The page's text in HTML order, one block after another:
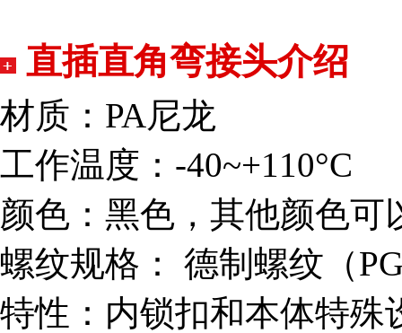
直插直角弯接头介绍
材质：PA尼龙
工作温度：-40~+110°C
颜色：黑色，其他颜色可
螺纹规格： 德制螺纹（
特性：内锁扣和本体特殊